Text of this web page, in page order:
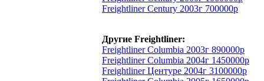
Freightliner Century 2003г 700000р
Другие Freightliner:
Freightliner Columbia 2003г 890000р
Freightliner Columbia 2004г 1450000р
Freightliner Центуре 2004г 3100000р